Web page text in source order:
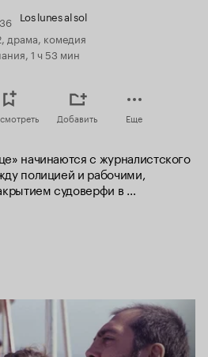
Los lunes al sol
драма, комедия
1 ч 53 мин
Добавить Еще
начинаются с журналистского
полицией и рабочими,
судоверфи в
так как владельцы верфи
продать эти земли под
спустя два года после того, как
встречаются в баре Рико,
выстоять, так как он вложил
покупку бара, а по
прогретых солнцем камнях на